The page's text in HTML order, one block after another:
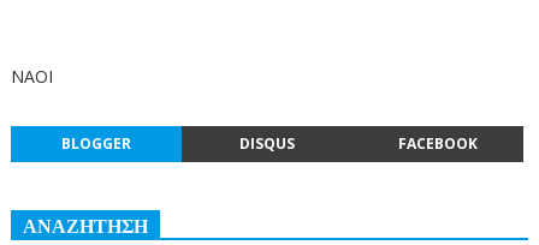
ΝΑΟΙ
BLOGGER DISQUS FACEBOOK
ΑΝΑΖΗΤΗΣΗ